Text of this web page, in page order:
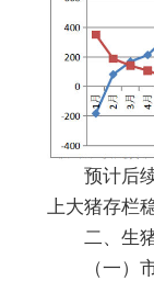
预计后
上大猪存栏
二、生
（一）